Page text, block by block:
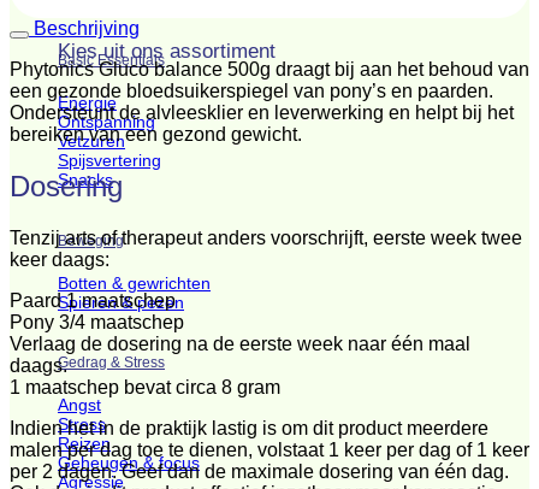
Kies uit ons assortiment
Basic Essentials
Energie
Ontspanning
Vetzuren
Spijsvertering
Snacks
Beweging
Botten & gewrichten
Spieren & pezen
Gedrag & Stress
Angst
Stress
Reizen
Geheugen & focus
Agressie
Beschrijving
Phytonics Gluco balance 500g draagt bij aan het behoud van
een gezonde bloedsuikerspiegel van pony’s en paarden.
Ondersteunt de alvleesklier en leverwerking en helpt bij het
bereiken van een gezond gewicht.
Dosering
Tenzij arts of therapeut anders voorschrijft, eerste week twee
keer daags:
Paard 1 maatschep
Pony 3/4 maatschep
Verlaag de dosering na de eerste week naar één maal
daags.
1 maatschep bevat circa 8 gram
Indien het in de praktijk lastig is om dit product meerdere
malen per dag toe te dienen, volstaat 1 keer per dag of 1 keer
per 2 dagen. Geef dan de maximale dosering van één dag.